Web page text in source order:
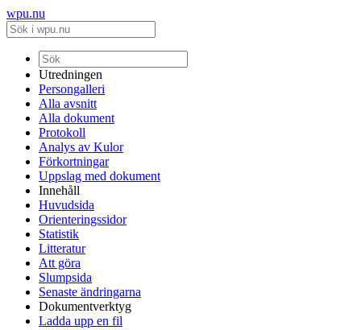
wpu.nu
Utredningen
Persongalleri
Alla avsnitt
Alla dokument
Protokoll
Analys av Kulor
Förkortningar
Uppslag med dokument
Innehåll
Huvudsida
Orienteringssidor
Statistik
Litteratur
Att göra
Slumpsida
Senaste ändringarna
Dokumentverktyg
Ladda upp en fil